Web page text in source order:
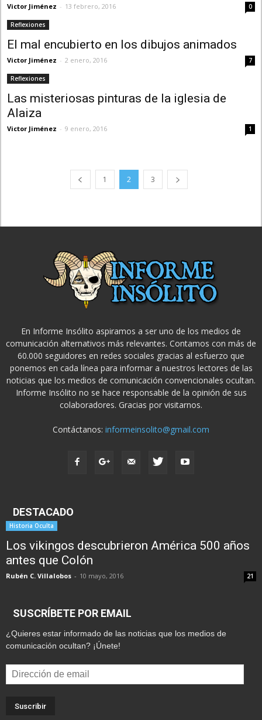
Victor Jiménez - 13 febrero, 2016 0
Reflexiones
El mal encubierto en los dibujos animados
Victor Jiménez - 2 enero, 2016 7
Reflexiones
Las misteriosas pinturas de la iglesia de
Alaiza
Victor Jiménez - 9 enero, 2016 1
1 2 3
En Informe Insólito aspiramos a ser uno de los medios de
comunicación alternativos más relevantes. Contamos con más de
60.000 seguidores en redes sociales gracias al esfuerzo que
ponemos en cada línea para informar a nuestros lectores de las
noticias que los medios de comunicación convencionales ocultan.
Informe Insólito no se hace responsable de la opinión de sus
colaboradores. Gracias por visitarnos.
Contáctanos: informeinsolito@gmail.com
DESTACADO
Historia Oculta
Los vikingos descubrieron América 500 años
antes que Colón
Rubén C. Villalobos - 10 mayo, 2016 21
SUSCRÍBETE POR EMAIL
¿Quieres estar informado de las noticias que los medios de
comunicación ocultan? ¡Únete!
Dirección
de